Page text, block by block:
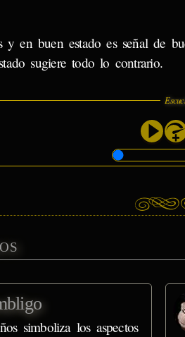
y en buen estado es señal de
sugiere todo lo contrario.
simboliza los aspectos